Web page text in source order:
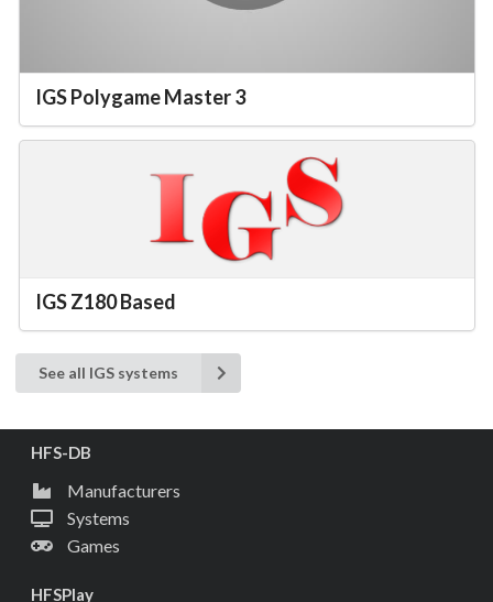
IGS Polygame Master 3
IGS Z180 Based
See all IGS systems
HFS-DB
Manufacturers
Systems
Games
HFSPlay